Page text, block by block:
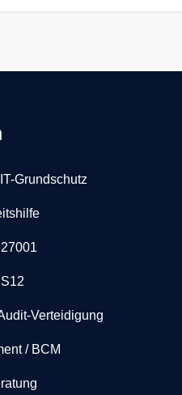
Grundschutz
Verteidigung
/ BCM